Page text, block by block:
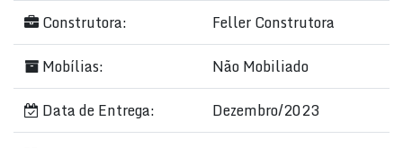
Construtora:
Feller Construtora
Mobílias:
Não Mobiliado
Data de Entrega:
Dezembro/2023